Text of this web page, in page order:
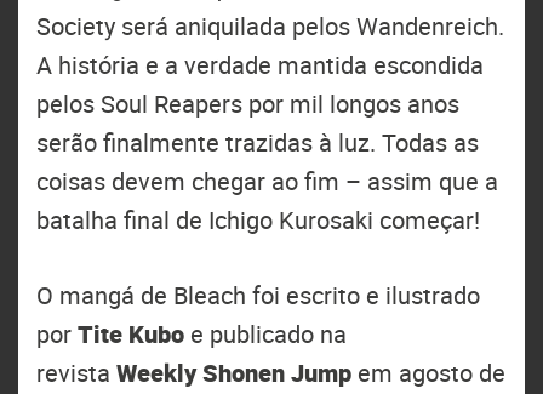
Society será aniquilada pelos Wandenreich.
A história e a verdade mantida escondida
pelos Soul Reapers por mil longos anos
serão finalmente trazidas à luz. Todas as
coisas devem chegar ao fim – assim que a
batalha final de Ichigo Kurosaki começar!
O mangá de Bleach foi escrito e ilustrado
porTite Kubo e publicado na
revista Weekly Shonen Jump em agosto de